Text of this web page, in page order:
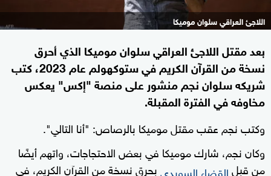
اللاجئ العراقي سلوان موميكا
بعد مقتل اللاجئ العراقي سلوان موميكا الذي أحرق
نسخة من القرآن الكريم في ستوكهولم عام 2023، كتب
شريكه سلوان نجم منشور على منصة "إكس" يعكس
مخاوفه في الفترة المقبلة.
وكتب نجم عقب مقتل موميكا بالرصاص: "أنا التالي".
وكان نجم، شارك موميكا في بعض الاحتجاجات، واتهم أيضًا
من قبلالقضاء السويديبحرق نسخة من القرآن الكريم، في